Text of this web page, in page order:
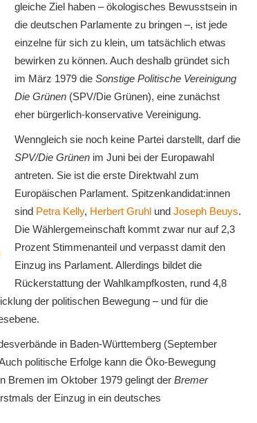
gleiche Ziel haben – ökologisches Bewusstsein in
die deutschen Parlamente zu bringen –, ist jede
einzelne für sich zu klein, um tatsächlich etwas
bewirken zu können. Auch deshalb gründet sich
im März 1979 die Sonstige Politische Vereinigung
Die Grünen (SPV/Die Grünen), eine zunächst
eher bürgerlich-konservative Vereinigung.
Wenngleich sie noch keine Partei darstellt, darf die
SPV/Die Grünen im Juni bei der Europawahl
antreten. Sie ist die erste Direktwahl zum
Europäischen Parlament. Spitzenkandidat:innen
sind Petra Kelly, Herbert Gruhl und Joseph Beuys.
Die Wählergemeinschaft kommt zwar nur auf 2,3
Prozent Stimmenanteil und verpasst damit den
Einzug ins Parlament. Allerdings bildet die
Rückerstattung der Wahlkampfkosten, rund 4,8
der politischen Bewegung – und für die
in Baden-Württemberg (September
politische Erfolge kann die Öko-Bewegung
Bremen im Oktober 1979 gelingt der Bremer
der Einzug in ein deutsches